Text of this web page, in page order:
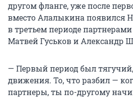
другом фланге, уже после
вместо Алалыкина появился
в третьем периоде
Матвей Гуськов и Александр
— Первый период был
движения. То, что разбил —
партнеры, ты по-другому